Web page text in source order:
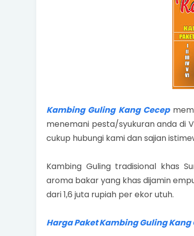
Kambing Guling Kang Cecep
menemani pesta/syukuran anda di
cukup hubungi kami dan sajian
Kambing Guling tradisional khas
aroma bakar yang khas dijamin
dari 1,6 juta rupiah per ekor utuh.
Harga Paket Kambing Guling Kang